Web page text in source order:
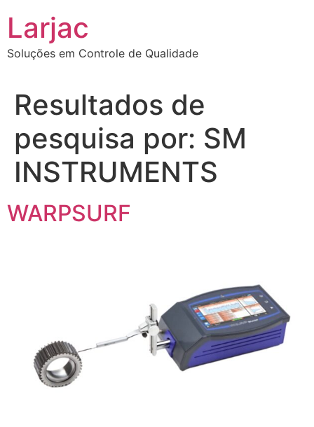
conteúdo
Larjac
Soluções em Controle de Qualidade
Resultados de
pesquisa por: SM
INSTRUMENTS
WARPSURF